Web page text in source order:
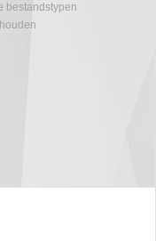
bestandstypen